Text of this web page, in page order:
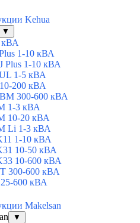
Kehua
▼
кВА
1-10 кВА
Plus 1-10 кВА
1-5 кВА
200 кВА
300-600 кВА
1-3 кВА
10-20 кВА
Li 1-3 кВА
1-10 кВА
10-50 кВА
10-600 кВА
300-600 кВА
600 кВА
Makelsan
▼